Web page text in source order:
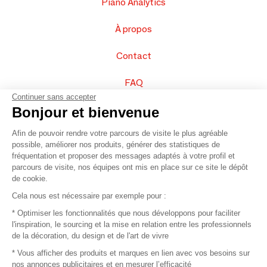
À propos
Contact
FAQ
Vendez vos produits
Plan du site
© 2016 –Organisation SAFI
Recrutement
Continuer sans accepter
Bonjour et bienvenue
Afin de pouvoir rendre votre parcours de visite le plus agréable
possible, améliorer nos produits, générer des statistiques de
fréquentation et proposer des messages adaptés à votre profil et
parcours de visite, nos équipes ont mis en place sur ce site le dépôt
de cookie.
Cela nous est nécessaire par exemple pour :
* Optimiser les fonctionnalités que nous développons pour faciliter
l'inspiration, le sourcing et la mise en relation entre les professionnels
de la décoration, du design et de l'art de vivre
* Vous afficher des produits et marques en lien avec vos besoins sur
nos annonces publicitaires et en mesurer l’efficacité